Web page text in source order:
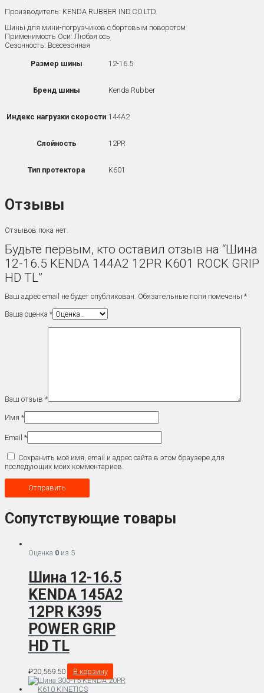
Производитель: KENDA RUBBER IND.CO.LTD.
Шины для мини-погрузчиков с бортовым поворотом
Применимость Оси: Любая ось
Сезонность: Всесезонная
Размер шины 12-16.5
Бренд шины Kenda Rubber
Индекс нагрузки скорости 144A2
Слойность 12PR
Тип протектора K601
Отзывы
Отзывов пока нет.
Будьте первым, кто оставил отзыв на “Шина
12-16.5 KENDA 144A2 12PR K601 ROCK GRIP
HD TL”
Ваш адрес email не будет опубликован. Обязательные поля помечены *
Ваша оценка *
Ваш отзыв *
Имя *
Email *
Сохранить моё имя, email и адрес сайта в этом браузере для
последующих моих комментариев.
Сопутствующие товары
Оценка 0 из 5
Шина 12-16.5
KENDA 145A2
12PR K395
POWER GRIP
HD TL
₽20,569.50 В корзину